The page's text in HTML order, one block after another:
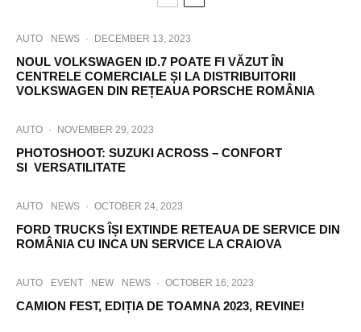
AUTO NEWS · DECEMBER 13, 2023
NOUL VOLKSWAGEN ID.7 POATE FI VĂZUT ÎN
CENTRELE COMERCIALE ȘI LA DISTRIBUITORII
VOLKSWAGEN DIN REȚEAUA PORSCHE ROMÂNIA
AUTO · NOVEMBER 29, 2023
PHOTOSHOOT: SUZUKI ACROSS – CONFORT
SI VERSATILITATE
AUTO NEWS · OCTOBER 24, 2023
FORD TRUCKS ÎȘI EXTINDE RETEAUA DE SERVICE DIN
ROMÂNIA CU INCA UN SERVICE LA CRAIOVA
AUTO EVENT NEW NEWS · OCTOBER 16, 2023
CAMION FEST, EDIȚIA DE TOAMNA 2023, REVINE!